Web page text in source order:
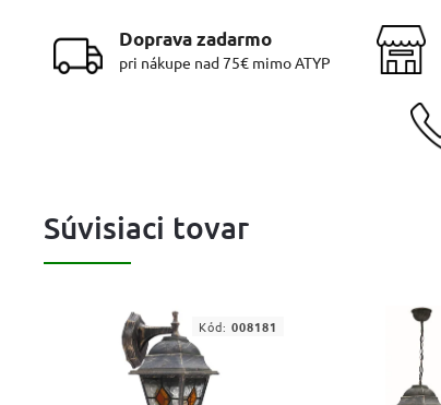
Doprava zadarmo
pri nákupe nad 75€ mimo ATYP
Súvisiaci tovar
Kód: 008181